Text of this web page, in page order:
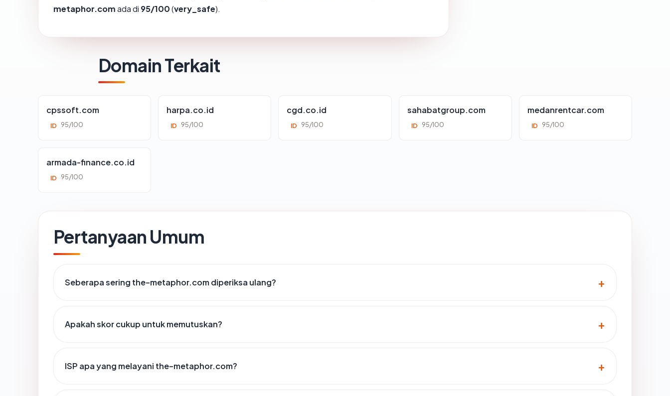
metaphor.comada di 95/100(very_safe).
Domain Terkait
cpssoft.com
ID 95/100
harpa.co.id
ID 95/100
cgd.co.id
ID 95/100
sahabatgroup.com
ID 95/100
medanrentcar.com
ID 95/100
armada-finance.co.id
ID 95/100
Pertanyaan Umum
Seberapa sering the-metaphor.com diperiksa ulang?
Apakah skor cukup untuk memutuskan?
ISP apa yang melayani the-metaphor.com?